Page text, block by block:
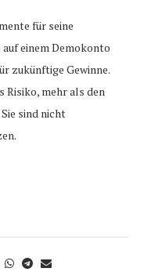
für seine
einem Demokonto
zukünftige Gewinne.
Risiko, mehr als den
sind nicht